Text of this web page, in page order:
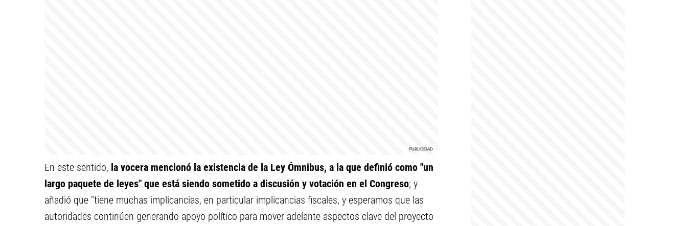
En este sentido, la vocera mencionó la existencia de la Ley Ómnibus, a la que definió como "un
largo paquete de leyes" que está siendo sometido a discusión y votación en el Congreso; y
añadió que "tiene muchas implicancias, en particular implicancias fiscales, y esperamos que las
autoridades continúen generando apoyo político para mover adelante aspectos clave del proyecto